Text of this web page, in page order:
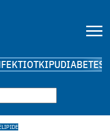
KIPUDIABETES